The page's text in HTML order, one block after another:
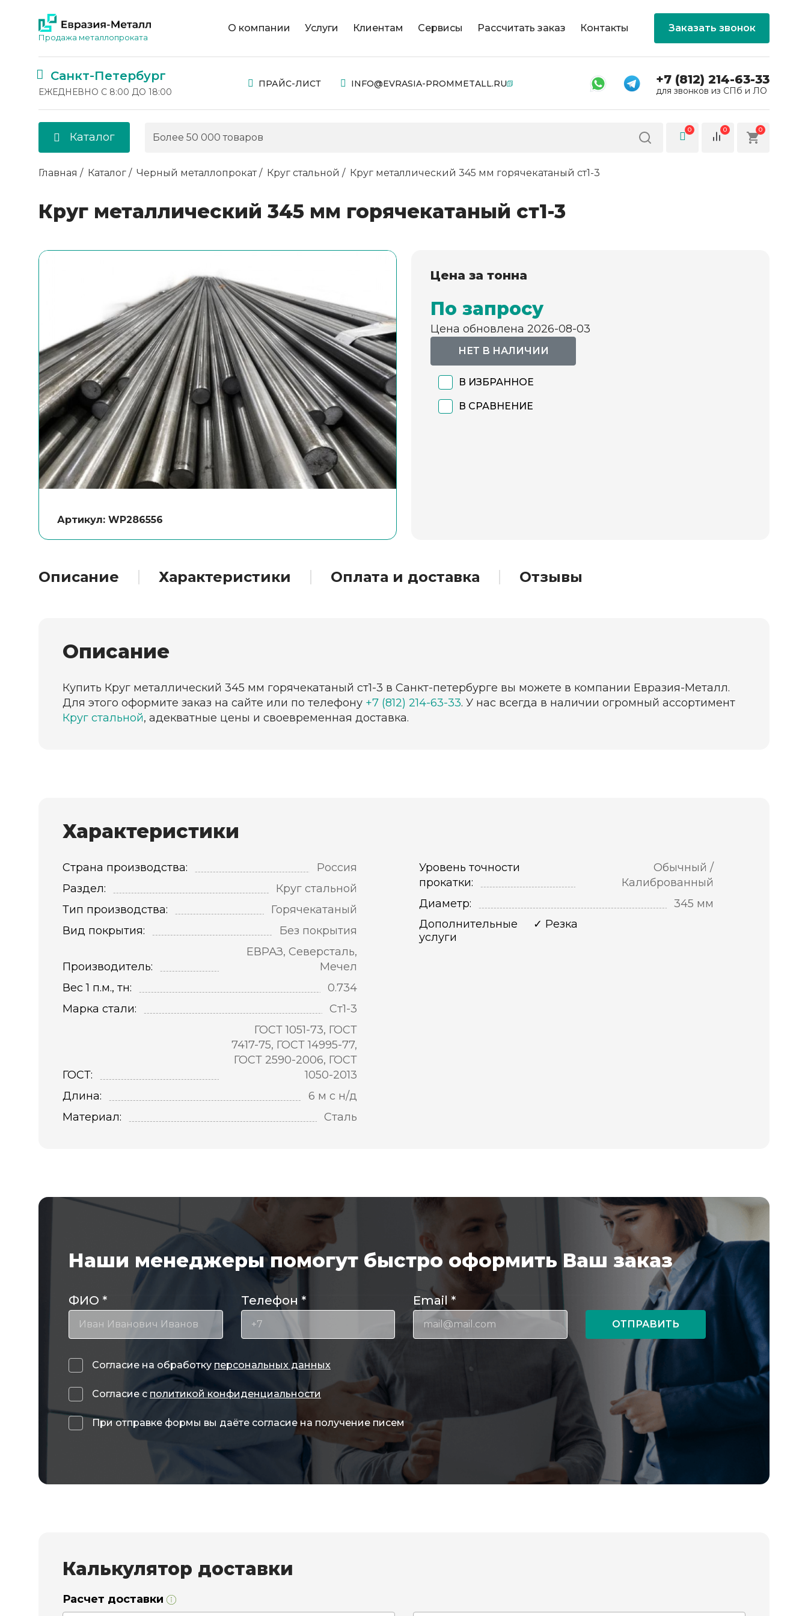
Продажа металлопроката
О компании Услуги Клиентам Сервисы Рассчитать заказ Контакты Заказать звонок
Санкт-Петербург
ЕЖЕДНЕВНО С 8:00 ДО 18:00
ПРАЙС-ЛИСТ INFO@EVRASIA-PROMMETALL.RU +7 (812) 214-63-33
для звонков из СПб и ЛО
Каталог
0 0 0
Главная Каталог Черный металлопрокат Круг стальной Круг металлический 345 мм горячекатаный ст1-3
Круг металлический 345 мм горячекатаный ст1-3
Артикул: WP286556
Цена за тонна
По запросу
Цена обновлена 2026-08-03
НЕТ В НАЛИЧИИ
В ИЗБРАННОЕ
В СРАВНЕНИЕ
Описание Характеристики Оплата и доставка Отзывы
Описание
Купить Круг металлический 345 мм горячекатаный ст1-3 в Санкт-петербурге вы можете в компании Евразия-Металл.
Для этого оформите заказ на сайте или по телефону +7 (812) 214-63-33. У нас всегда в наличии огромный ассортимент
Круг стальной, адекватные цены и своевременная доставка.
Характеристики
Страна производства:
Россия
Раздел:
Круг стальной
Тип производства:
Горячекатаный
Вид покрытия:
Без покрытия
Производитель:
ЕВРАЗ, Северсталь,
Мечел
Вес 1 п.м., тн:
0.734
Марка стали:
Ст1-3
ГОСТ:
ГОСТ 1051-73, ГОСТ
7417-75, ГОСТ 14995-77,
ГОСТ 2590-2006, ГОСТ
1050-2013
Длина:
6 м с н/д
Материал:
Сталь
Уровень точности
прокатки:
Обычный /
Калиброванный
Диаметр:
345 мм
Дополнительные
услуги
Резка
Наши менеджеры помогут быстро оформить Ваш заказ
ФИО * Телефон * Email *
ОТПРАВИТЬ
Согласие на обработку персональных данных
Согласие с политикой конфиденциальности
При отправке формы вы даёте согласие на получение писем
Калькулятор доставки
Расчет доставки